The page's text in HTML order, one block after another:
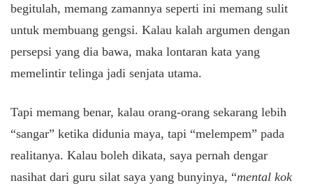
begitulah, memang zamannya seperti ini memang sulit
untuk membuang gengsi. Kalau kalah argumen dengan
persepsi yang dia bawa, maka lontaran kata yang
memelintir telinga jadi senjata utama.
Tapi memang benar, kalau orang-orang sekarang lebih
“sangar” ketika didunia maya, tapi “melempem” pada
realitanya. Kalau boleh dikata, saya pernah dengar
nasihat dari guru silat saya yang bunyinya, “mental kok